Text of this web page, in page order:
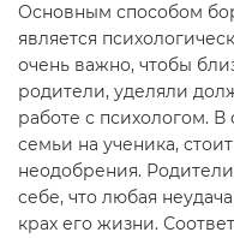
Основным способом
является
очень важно, чтобы
родители, уделяли
работе с психологом. В
семьи на ученика,
неодобрения.
себе, что любая
крах его жизни.